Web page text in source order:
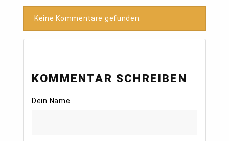
Keine Kommentare gefunden.
KOMMENTAR SCHREIBEN
Dein Name